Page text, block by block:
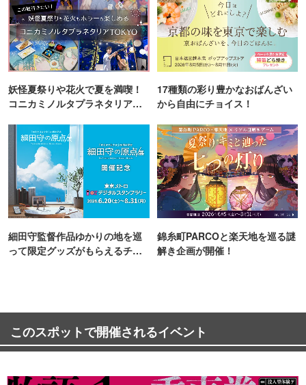
妖怪夏祭りや花火で夏を満喫！
コニカミノルタプラネタリア
17種類の彩り豊かなおばんざい
から自由にチョイス！
細田守監督作品ゆかりの地を巡
って限定グッズがもらえるチャ
錦糸町PARCOと楽天地を巡る謎
解き企画が開催！
このスポットで開催されるイベント